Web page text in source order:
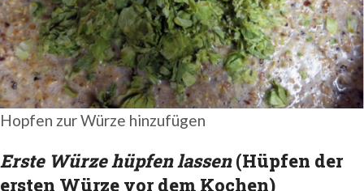
Hopfen zur Würze hinzufügen
Erste Würze hüpfen lassen(Hüpfen der
ersten Würze vor dem Kochen)